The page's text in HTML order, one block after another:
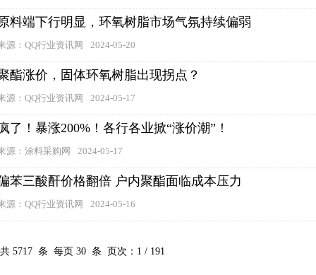
料端下行明显，环氧树脂市场气氛持续偏弱
源：QQ行业资讯网 2024-05-20
酯涨价，固体环氧树脂出现拐点？
源：QQ行业资讯网 2024-05-17
了！暴涨200%！各行各业掀“涨价潮”！
源：涂料采购网 2024-05-17
苯三酸酐价格翻倍 户内聚酯面临成本压力
源：QQ行业资讯网 2024-05-16
共 5717 条 每页 30 条 页次： 1 / 191